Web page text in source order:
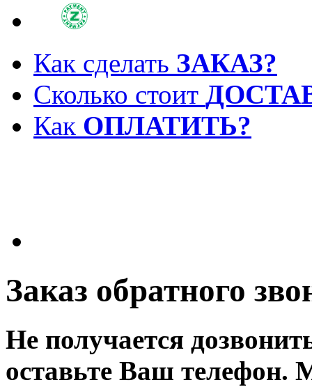
Как сделать ЗАКАЗ?
Сколько стоит
Как ОПЛАТИТЬ?
Заказ обратного
Не получается
оставьте Ваш